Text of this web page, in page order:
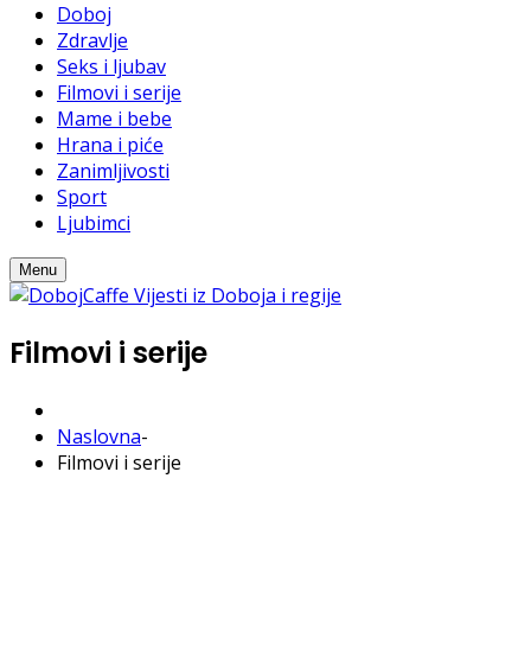
Doboj
Zdravlje
Seks i ljubav
Filmovi i serije
Mame i bebe
Hrana i piće
Zanimljivosti
Sport
Ljubimci
Menu
Filmovi i serije
Naslovna-
Filmovi i serije